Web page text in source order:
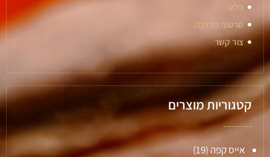
בלוג
סרטוני הדרכה
צור קשר
קטגוריות מוצרים
אייס קפה (19)